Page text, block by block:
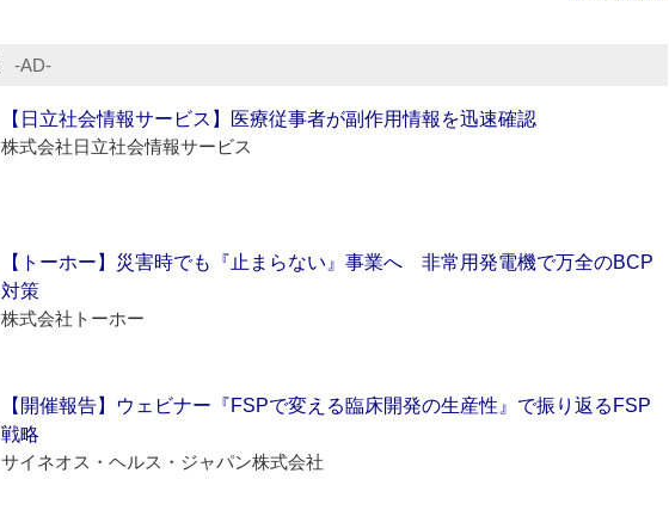
‐AD‐
【日立社会情報サービス】医療従事者が副作用情報を迅速確認
株式会社日立社会情報サービス
【トーホー】災害時でも『止まらない』事業へ 非常用発電機で万全のBCP
対策
株式会社トーホー
【開催報告】ウェビナー『FSPで変える臨床開発の生産性』で振り返るFSP
戦略
サイネオス・ヘルス・ジャパン株式会社